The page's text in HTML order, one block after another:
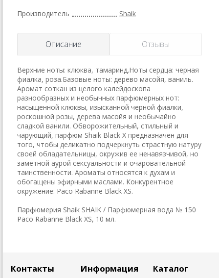
Производитель Shaik
Описание Отзывы
Верхние ноты: клюква, тамаринд.Ноты сердца: черная
фиалка, роза.Базовые ноты: дерево масойя, ваниль.
Аромат соткан из целого калейдоскопа
разнообразных и необычных парфюмерных нот:
насыщенной клюквы, изысканной черной фиалки,
роскошной розы, дерева масойя и необычайно
сладкой ванили. Обворожительный, стильный и
чарующий, парфюм Shaik Black X предназначен для
того, чтобы деликатно подчеркнуть страстную натуру
своей обладательницы, окружив ее ненавязчивой, но
заметной аурой сексуальности и очаровательной
таинственности. Ароматы относятся к духам и
обогащены эфирными маслами. Конкурентное
окружение: Paco Rabanne Black XS.
Парфюмерия Shaik SHAIK / Парфюмерная вода № 150
Paco Rabanne Black XS, 10 мл.
Контакты Информация Каталог